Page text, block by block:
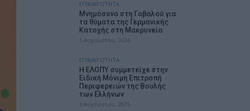
ΕΠΙΚΑΙΡΟΤΗΤΑ
Mνημόσυνο στη Γαβαλού για
τα θύματα της Γερμανικής
Κατοχής στη Μακρυνεία
5 Αυγούστου, 2026
ΕΠΙΚΑΙΡΟΤΗΤΑ
Η ΕΛΟΠΥ συμμετείχε στην
Ειδική Μόνιμη Επιτροπή
Περιφερειών της Βουλής
των Ελλήνων
5 Αυγούστου, 2026